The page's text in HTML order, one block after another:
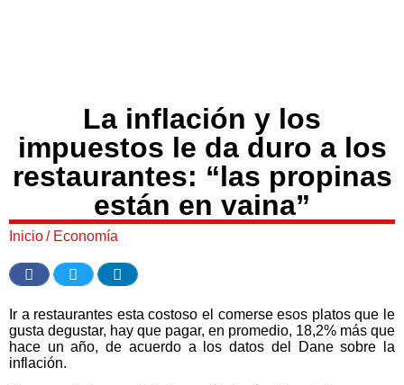
La inflación y los
impuestos le da duro a los
restaurantes: “las propinas
están en vaina”
Inicio/ Economía
Ir a restaurantes esta costoso el comerse esos platos que le
gusta degustar, hay que pagar, en promedio, 18,2% más que
hace un año, de acuerdo a los datos del Dane sobre la
inflación.